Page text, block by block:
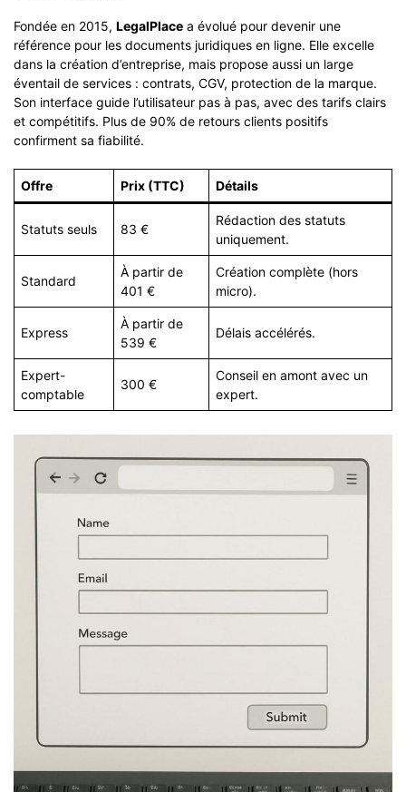
Fondée en 2015, LegalPlace a évolué pour devenir une
référence pour les documents juridiques en ligne. Elle excelle
dans la création d’entreprise, mais propose aussi un large
éventail de services : contrats, CGV, protection de la marque.
Son interface guide l’utilisateur pas à pas, avec des tarifs clairs
et compétitifs. Plus de 90% de retours clients positifs
confirment sa fiabilité.
Offre Prix (TTC) Détails
Statuts seuls 83 €
Rédaction des statuts
uniquement.
Standard
À partir de
401 €
Création complète (hors
micro).
Express
À partir de
539 €
Délais accélérés.
Expert-
comptable
300 €
Conseil en amont avec un
expert.